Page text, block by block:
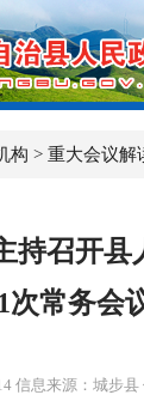
构 >重大会议解
持召开县
次常务会
信息来源：城步县